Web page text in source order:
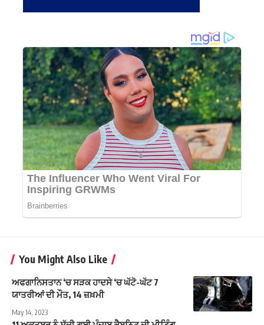
You Might Also Like
ਅਫਗਾਨਿਸਤਾਨ ‘ਚ ਸੜਕ ਹਾਦਸੇ ‘ਚ ਘੱਟੋ-ਘੱਟ 7
ਯਾਤਰੀਆਂ ਦੀ ਮੌਤ, 14 ਜ਼ਖ਼ਮੀ
May 14, 2023